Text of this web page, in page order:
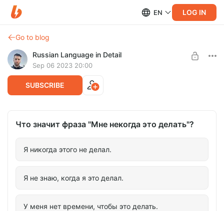
EN LOG IN
Go to blog
Russian Language in Detail
Sep 06 2023 20:00
SUBSCRIBE
Что значит фраза "Мне некогда это делать"?
Я никогда этого не делал.
Я не знаю, когда я это делал.
У меня нет времени, чтобы это делать.